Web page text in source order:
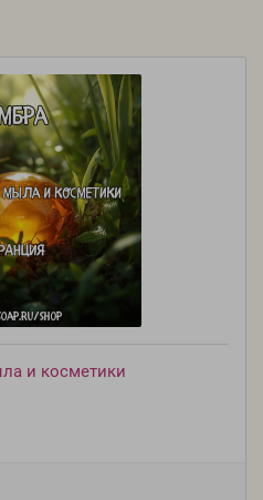
и косметики